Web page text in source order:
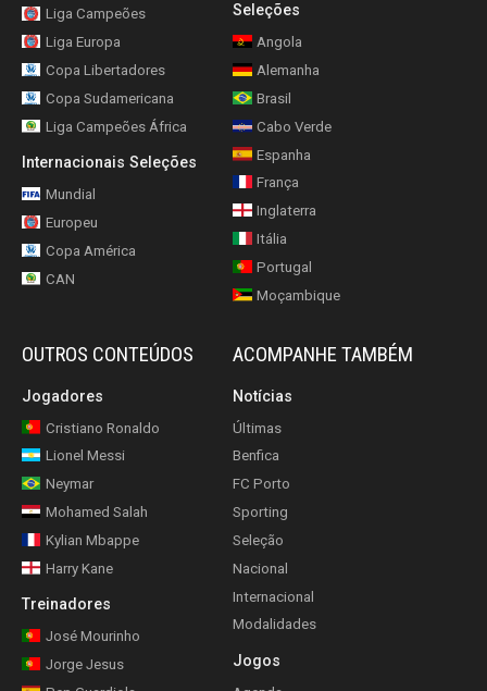
Liga Campeões
Liga Europa
Copa Libertadores
Copa Sudamericana
Liga Campeões África
Internacionais Seleções
Mundial
Europeu
Copa América
CAN
Seleções
Angola
Alemanha
Brasil
Cabo Verde
Espanha
França
Inglaterra
Itália
Portugal
Moçambique
OUTROS CONTEÚDOS
Jogadores
Cristiano Ronaldo
Lionel Messi
Neymar
Mohamed Salah
Kylian Mbappe
Harry Kane
Treinadores
José Mourinho
Jorge Jesus
ACOMPANHE TAMBÉM
Notícias
Últimas
Benfica
FC Porto
Sporting
Seleção
Nacional
Internacional
Modalidades
Jogos